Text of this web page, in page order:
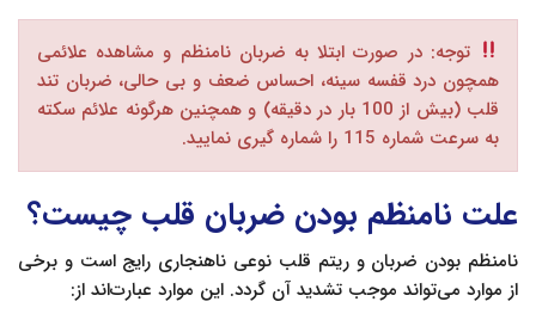
توجه: در صورت ابتلا به ضربان نامنظم و مشاهده علائمی
همچون درد قفسه سینه، احساس ضعف و بی حالی، ضربان تند
قلب (بیش از 100 بار در دقیقه) و همچنین هرگونه علائم سکته
به سرعت شماره 115 را شماره گیری نمایید.
علت نامنظم بودن ضربان قلب چیست؟
نامنظم بودن ضربان و ریتم قلب نوعی ناهنجاری رایج است و برخی
از موارد می‌تواند موجب تشدید آن گردد. این موارد عبارت‌اند از: